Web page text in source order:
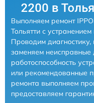
2200 в
Выполняем ремонт
Тольятти с
Проводим
заменяем неисправные
работоспособность
или рекомендованные
ремонта выполняем
предоставляем